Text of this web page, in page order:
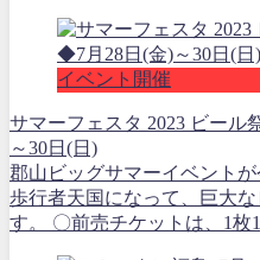
イベント開催
サマーフェスタ 2023 ビー
～30日(日)
郡山ビッグサマーイベント
歩行者天国になって、巨大
す。 〇前売チケットは、1枚